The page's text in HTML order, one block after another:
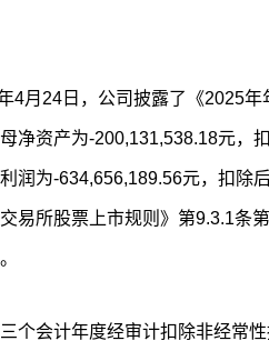
4月24日，公司披露了《2025
净资产为-200,131,538.18元，
润为-634,656,189.56元，扣除
易所股票上市规则》第9.3.1条
个会计年度经审计扣除非经常